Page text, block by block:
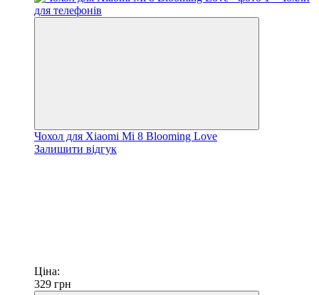
Чохол для Xiaomi Mi 8 Blooming Love
Залишити відгук
Ціна:
329 грн